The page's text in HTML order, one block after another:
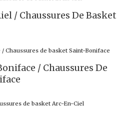
/ Chaussures De Basket
/ Chaussures De